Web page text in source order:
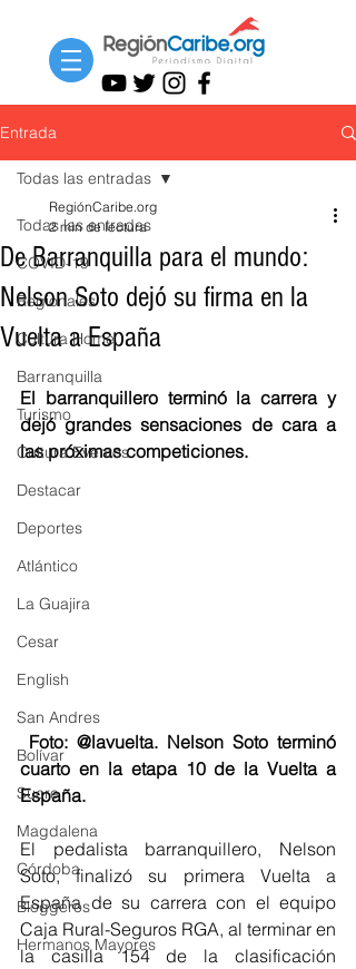
Entrada
Todas las entradas
COVID-19
Regionales
Cultura Home
Barranquilla
Turismo
Cultura Eventos
Destacar
Deportes
Atlántico
La Guajira
Cesar
English
San Andres
Bolívar
Sucre
Magdalena
Córdoba
Bloggeros
Hermanos Mayores
Todas las entradas
De Barranquilla para el mundo:
Nelson Soto dejó su firma en la
Vuelta a España
RegiónCaribe.org
2 min de lectura
El barranquillero terminó la carrera y
dejó grandes sensaciones de cara a
las próximas competiciones.
cuarto en la etapa 10 de la Vuelta a
España.
El pedalista barranquillero, Nelson
Soto, finalizó su primera Vuelta a
España de su carrera con el equipo
Caja Rural-Seguros RGA​, al terminar en
la casilla 154 de la clasificación